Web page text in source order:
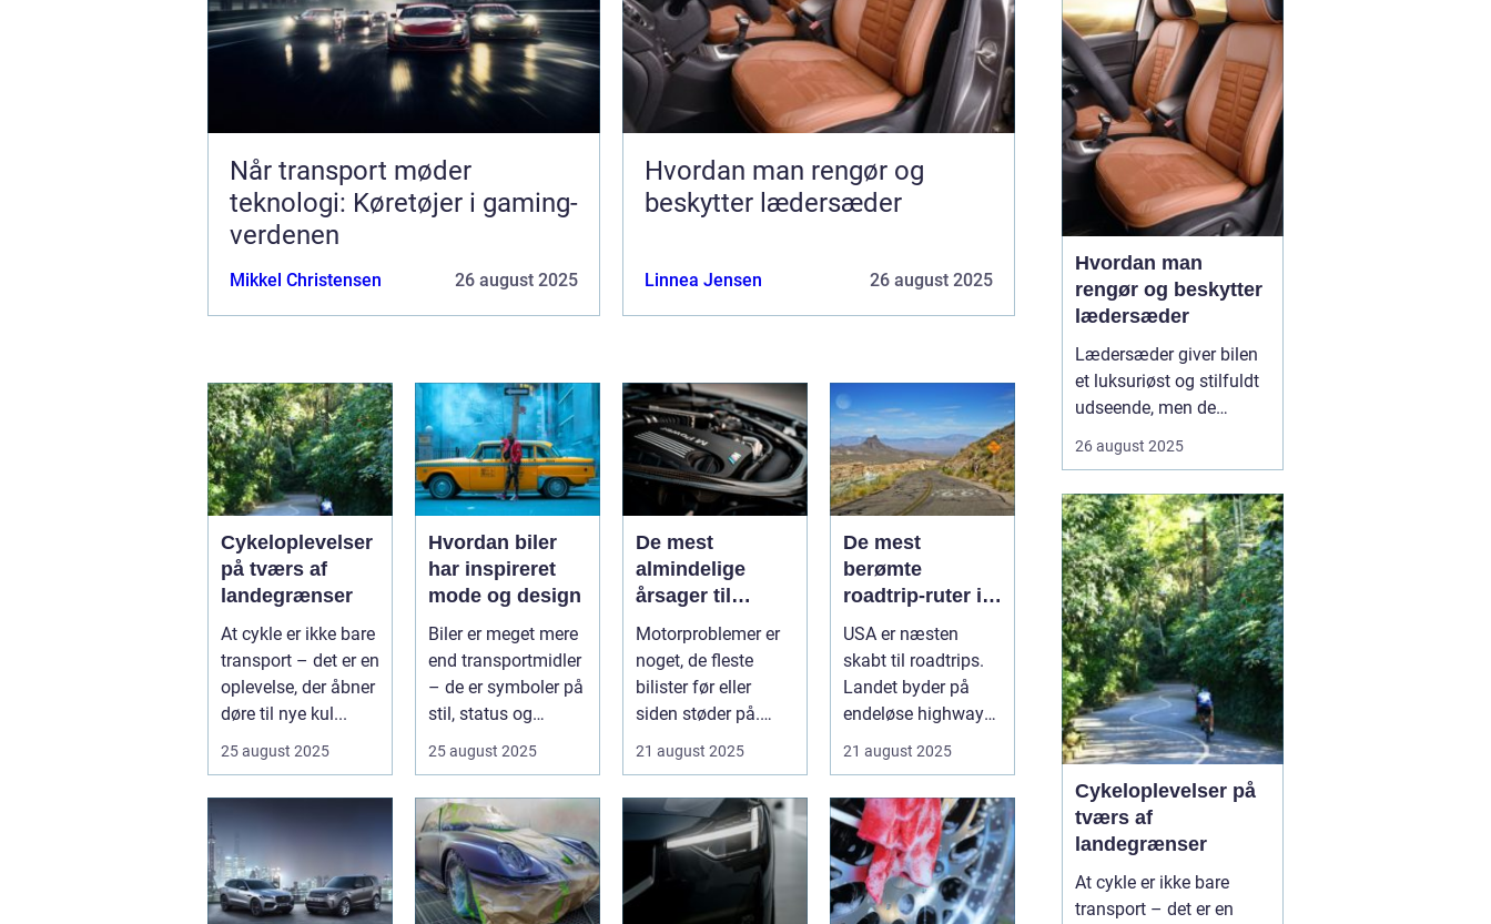
Når transport møder
teknologi: Køretøjer i gaming-
verdenen
Mikkel Christensen 26 august 2025
Hvordan man rengør og
beskytter lædersæder
Linnea Jensen 26 august 2025
Cykeloplevelser
på tværs af
landegrænser
At cykle er ikke bare
transport – det er en
oplevelse, der åbner
døre til nye kul...
25 august 2025
Hvordan biler
har inspireret
mode og design
Biler er meget mere
end transportmidler
– de er symboler på
stil, status og
25 august 2025
De mest
almindelige
årsager til
motorproblemer
Motorproblemer er
noget, de fleste
bilister før eller
siden støder på.
21 august 2025
De mest
berømte
roadtrip-ruter i
USA
USA er næsten
skabt til roadtrips.
Landet byder på
endeløse highways,
21 august 2025
opleve fart, strategi og
teknologi p&ari...
Hvordan man
rengør og beskytter
lædersæder
Lædersæder giver bilen
et luksuriøst og stilfuldt
udseende, men de
for at bevare deres
Uden korrekt rengøring
og beskyttelse kan læder
blive tør...
26 august 2025
Cykeloplevelser på
tværs af
landegrænser
At cykle er ikke bare
transport – det er en